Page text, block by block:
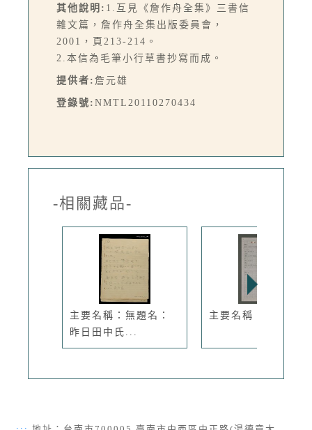
其他說明: 1.互見《詹作舟全集》三書信
雜文篇，詹作舟全集出版委員會，
2001，頁213-214。
2.本信為毛筆小行草書抄寫而成。
提供者: 詹元雄
登錄號: NMTL20110270434
-相關藏品-
主要名稱：無題名：
昨日田中氏...
主要名稱：春風